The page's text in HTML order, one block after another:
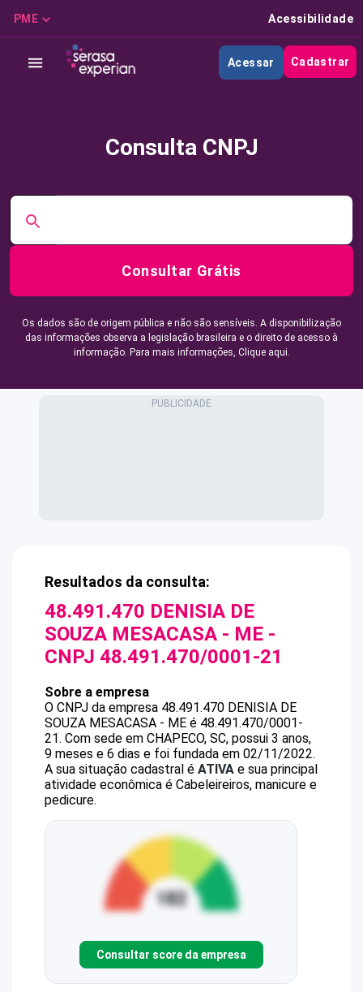
PME Acessibilidade
Acessar Cadastrar
Consulta CNPJ
Consultar Grátis
Os dados são de origem pública e não são sensíveis. A disponibilização
das informações observa a legislação brasileira e o direito de acesso à
informação. Para mais informações, Clique aqui.
Resultados da consulta:
48.491.470 DENISIA DE
SOUZA MESACASA - ME -
CNPJ 48.491.470/0001-21
Sobre a empresa
O CNPJ da empresa 48.491.470 DENISIA DE
SOUZA MESACASA - ME é 48.491.470/0001-
21. Com sede em CHAPECO, SC, possui 3 anos,
9 meses e 6 dias e foi fundada em 02/11/2022.
A sua situação cadastral é ATIVA e sua principal
atividade econômica é Cabeleireiros, manicure e
pedicure.
Consultar score da empresa